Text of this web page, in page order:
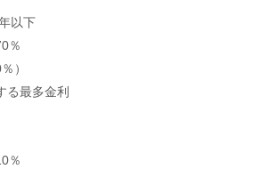
以下
％
）
る最多金利
％